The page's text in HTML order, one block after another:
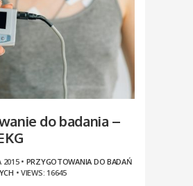
do badania –
2015 • PRZYGOTOWANIA DO BADAŃ
•VIEWS: 16645